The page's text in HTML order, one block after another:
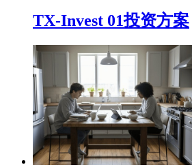
TX-Invest 01投资方案